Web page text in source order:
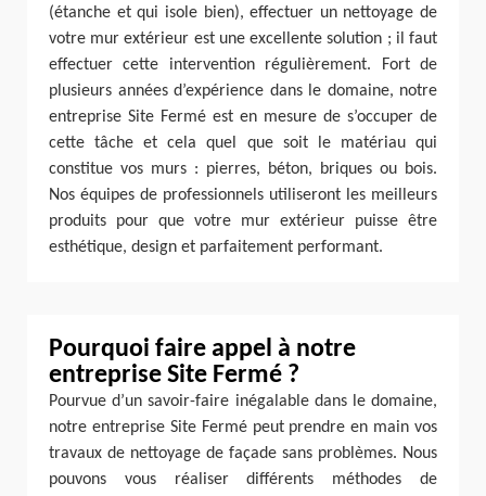
(étanche et qui isole bien), effectuer un nettoyage de
votre mur extérieur est une excellente solution ; il faut
effectuer cette intervention régulièrement. Fort de
plusieurs années d’expérience dans le domaine, notre
entreprise Site Fermé est en mesure de s’occuper de
cette tâche et cela quel que soit le matériau qui
constitue vos murs : pierres, béton, briques ou bois.
Nos équipes de professionnels utiliseront les meilleurs
produits pour que votre mur extérieur puisse être
esthétique, design et parfaitement performant.
Pourquoi faire appel à notre
entreprise Site Fermé ?
Pourvue d’un savoir-faire inégalable dans le domaine,
notre entreprise Site Fermé peut prendre en main vos
travaux de nettoyage de façade sans problèmes. Nous
pouvons vous réaliser différents méthodes de